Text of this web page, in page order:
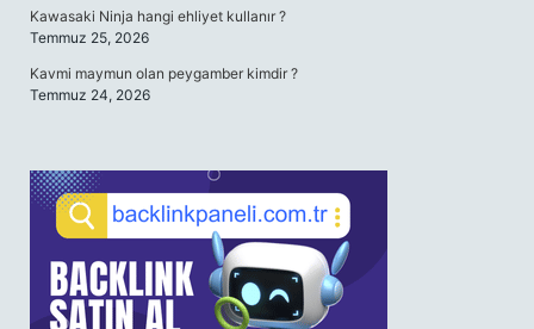
Kawasaki Ninja hangi ehliyet kullanır ?
Temmuz 25, 2026
Kavmi maymun olan peygamber kimdir ?
Temmuz 24, 2026